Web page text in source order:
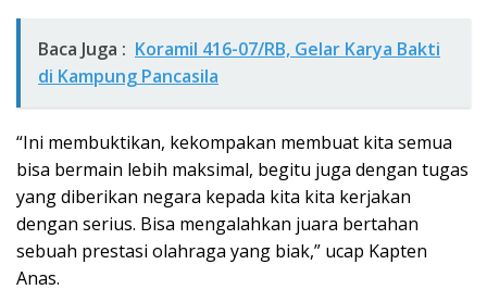
Baca Juga : Koramil 416-07/RB, Gelar Karya Bakti
di Kampung Pancasila
“Ini membuktikan, kekompakan membuat kita semua
bisa bermain lebih maksimal, begitu juga dengan tugas
yang diberikan negara kepada kita kita kerjakan
dengan serius. Bisa mengalahkan juara bertahan
sebuah prestasi olahraga yang biak,” ucap Kapten
Anas.